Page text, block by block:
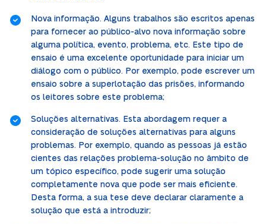
Nova informação. Alguns trabalhos são escritos apenas
para fornecer ao público-alvo nova informação sobre
alguma política, evento, problema, etc. Este tipo de
ensaio é uma excelente oportunidade para iniciar um
diálogo com o público. Por exemplo, pode escrever um
ensaio sobre a superlotação das prisões, informando
os leitores sobre este problema;
Soluções alternativas. Esta abordagem requer a
consideração de soluções alternativas para alguns
problemas. Por exemplo, quando as pessoas já estão
cientes das relações problema-solução no âmbito de
um tópico específico, pode sugerir uma solução
completamente nova que pode ser mais eficiente.
Desta forma, a sua tese deve declarar claramente a
solução que está a introduzir;